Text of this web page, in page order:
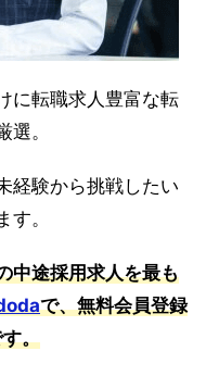
に転職求人豊富な転
。
経験から挑戦したい
。
中途採用求人を最も
で、無料会員登録
。